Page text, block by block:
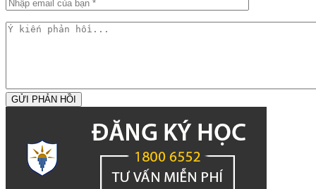
GỬI PHẢN HỒI